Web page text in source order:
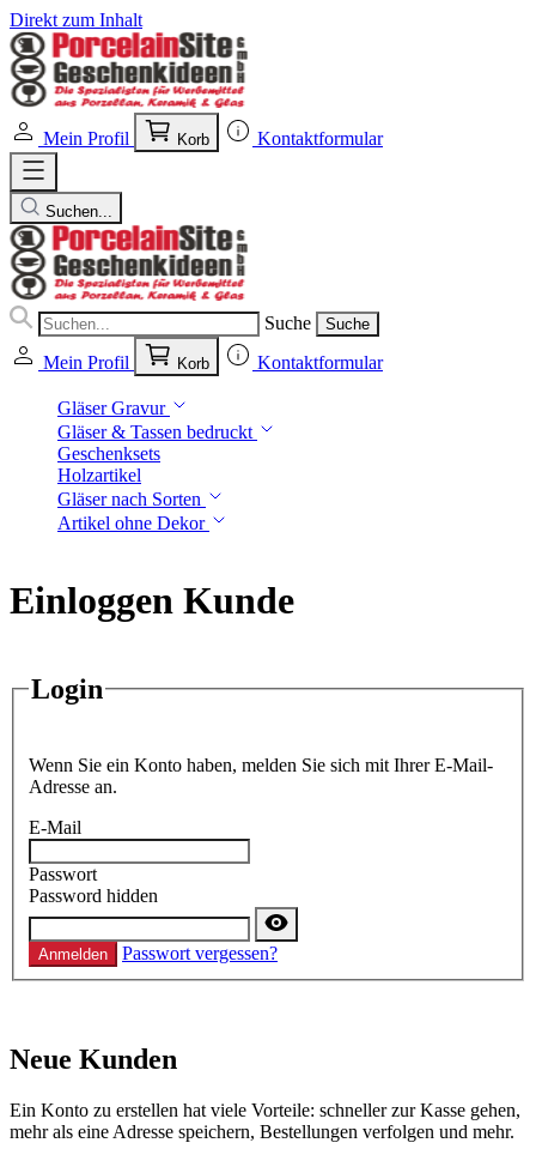
Direkt zum Inhalt
Mein Profil Korb Kontaktformular
Suchen...
Suche Suche
Mein Profil Korb Kontaktformular
Gläser Gravur
Gläser & Tassen bedruckt
Geschenksets
Holzartikel
Gläser nach Sorten
Artikel ohne Dekor
Einloggen Kunde
Login
Wenn Sie ein Konto haben, melden Sie sich mit Ihrer E-Mail-
Adresse an.
E-Mail
Passwort
Password hidden
Anmelden Passwort vergessen?
Neue Kunden
Ein Konto zu erstellen hat viele Vorteile: schneller zur Kasse gehen,
mehr als eine Adresse speichern, Bestellungen verfolgen und mehr.